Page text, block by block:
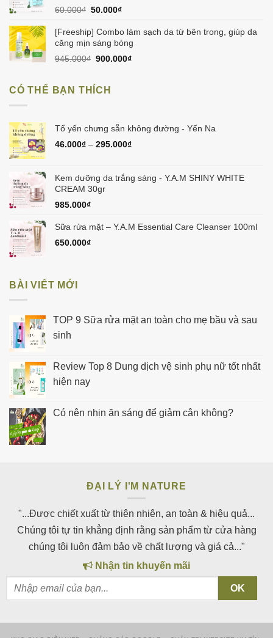
60.000₫ Giá
là:
60.000₫.
50.000₫Giá
tại
là:
50.000₫.
[Freeship] Combo làm sạch da từ bên trong, giúp da
căng mịn sáng bóng
945.000₫ Giá
945.000₫.
900.000₫Giá
CÓ THỂ BẠN THÍCH
Tổ yến chưng sẵn không đường - Yến Na
46.000₫ – 295.000₫
Kem dưỡng da trắng sáng - Y.A.M SHINY WHITE
CREAM 30gr
985.000₫
Sữa rửa mặt – Y.A.M Essential Care Cleanser 100ml
650.000₫
BÀI VIẾT MỚI
TOP 9 Sữa rửa mặt an toàn cho mẹ bầu và sau
sinh
Review Top 8 Dung dịch vệ sinh phụ nữ tốt nhất
hiện nay
Có nên nhịn ăn sáng để giảm cân không?
ĐẠI LÝ I'M NATURE
"...Được chiết xuất từ thiên nhiên, an toàn & hiệu quả...
Chúng tôi tự tin khẳng định rằng sản phẩm từ cửa hàng
chúng tôi luôn đảm bảo về chất lượng và giá cả..."
Nhận tin khuyến mãi